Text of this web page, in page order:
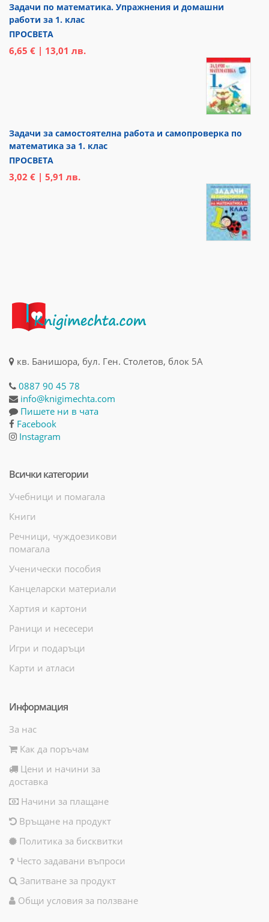
Задачи по математика. Упражнения и домашни
работи за 1. клас
ПРОСВЕТА
6,65 € | 13,01 лв.
Задачи за самостоятелна работа и самопроверка по
математика за 1. клас
ПРОСВЕТА
3,02 € | 5,91 лв.
кв. Банишора, бул. Ген. Столетов, блок 5А
0887 90 45 78
info@knigimechta.com
Пишете ни в чата
Facebook
Instagram
Всички категории
Учебници и помагала
Книги
Речници, чуждоезикови
помагала
Ученически пособия
Канцеларски материали
Хартия и картони
Раници и несесери
Игри и подаръци
Карти и атласи
Информация
За нас
Как да поръчам
Цени и начини за
доставка
Начини за плащане
Връщане на продукт
Политика за бисквитки
Често задавани въпроси
Запитване за продукт
Общи условия за ползване